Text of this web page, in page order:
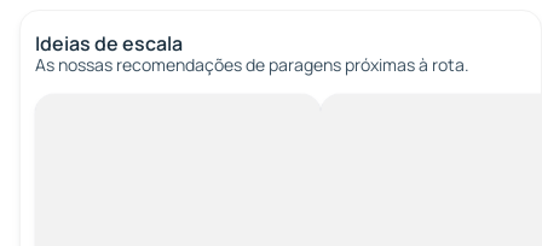
Ideias de escala
As nossas recomendações de paragens próximas à rota.